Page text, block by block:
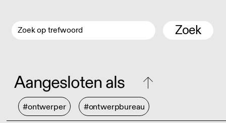
Zoek
Aangesloten als
#ontwerper #ontwerpbureau